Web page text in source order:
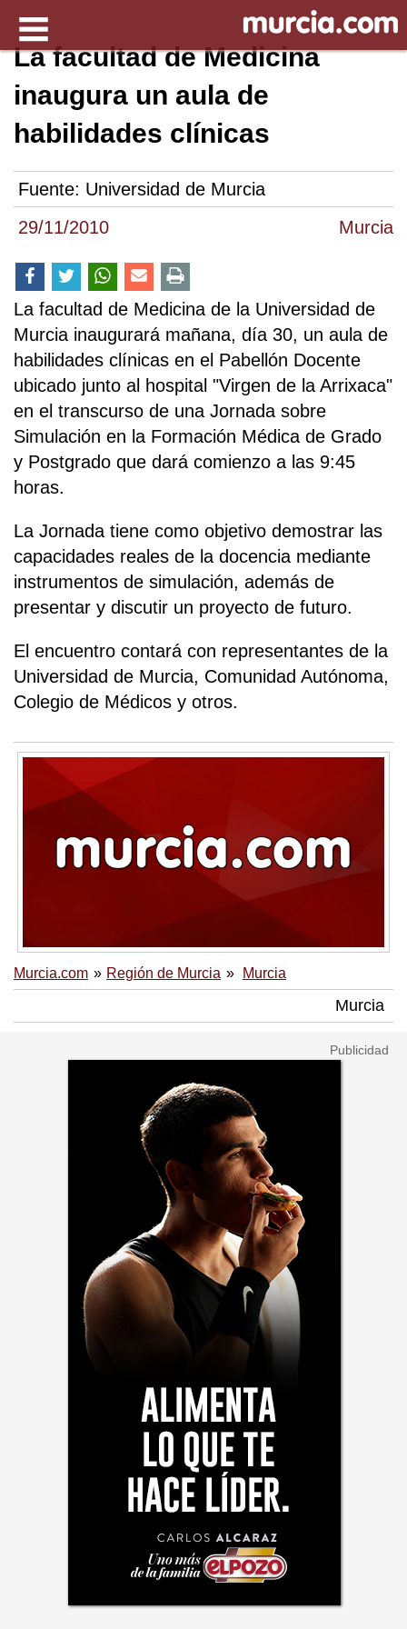
29/11/2010 Murcia
La facultad de Medicina
inaugura un aula de
habilidades clínicas
Fuente: Universidad de Murcia
La facultad de Medicina de la Universidad de
Murcia inaugurará mañana, día 30, un aula de
habilidades clínicas en el Pabellón Docente
ubicado junto al hospital "Virgen de la Arrixaca"
en el transcurso de una Jornada sobre
Simulación en la Formación Médica de Grado
y Postgrado que dará comienzo a las 9:45
horas.
La Jornada tiene como objetivo demostrar las
capacidades reales de la docencia mediante
instrumentos de simulación, además de
presentar y discutir un proyecto de futuro.
El encuentro contará con representantes de la
Universidad de Murcia, Comunidad Autónoma,
Colegio de Médicos y otros.
Murcia.com Región de Murcia Murcia
Murcia